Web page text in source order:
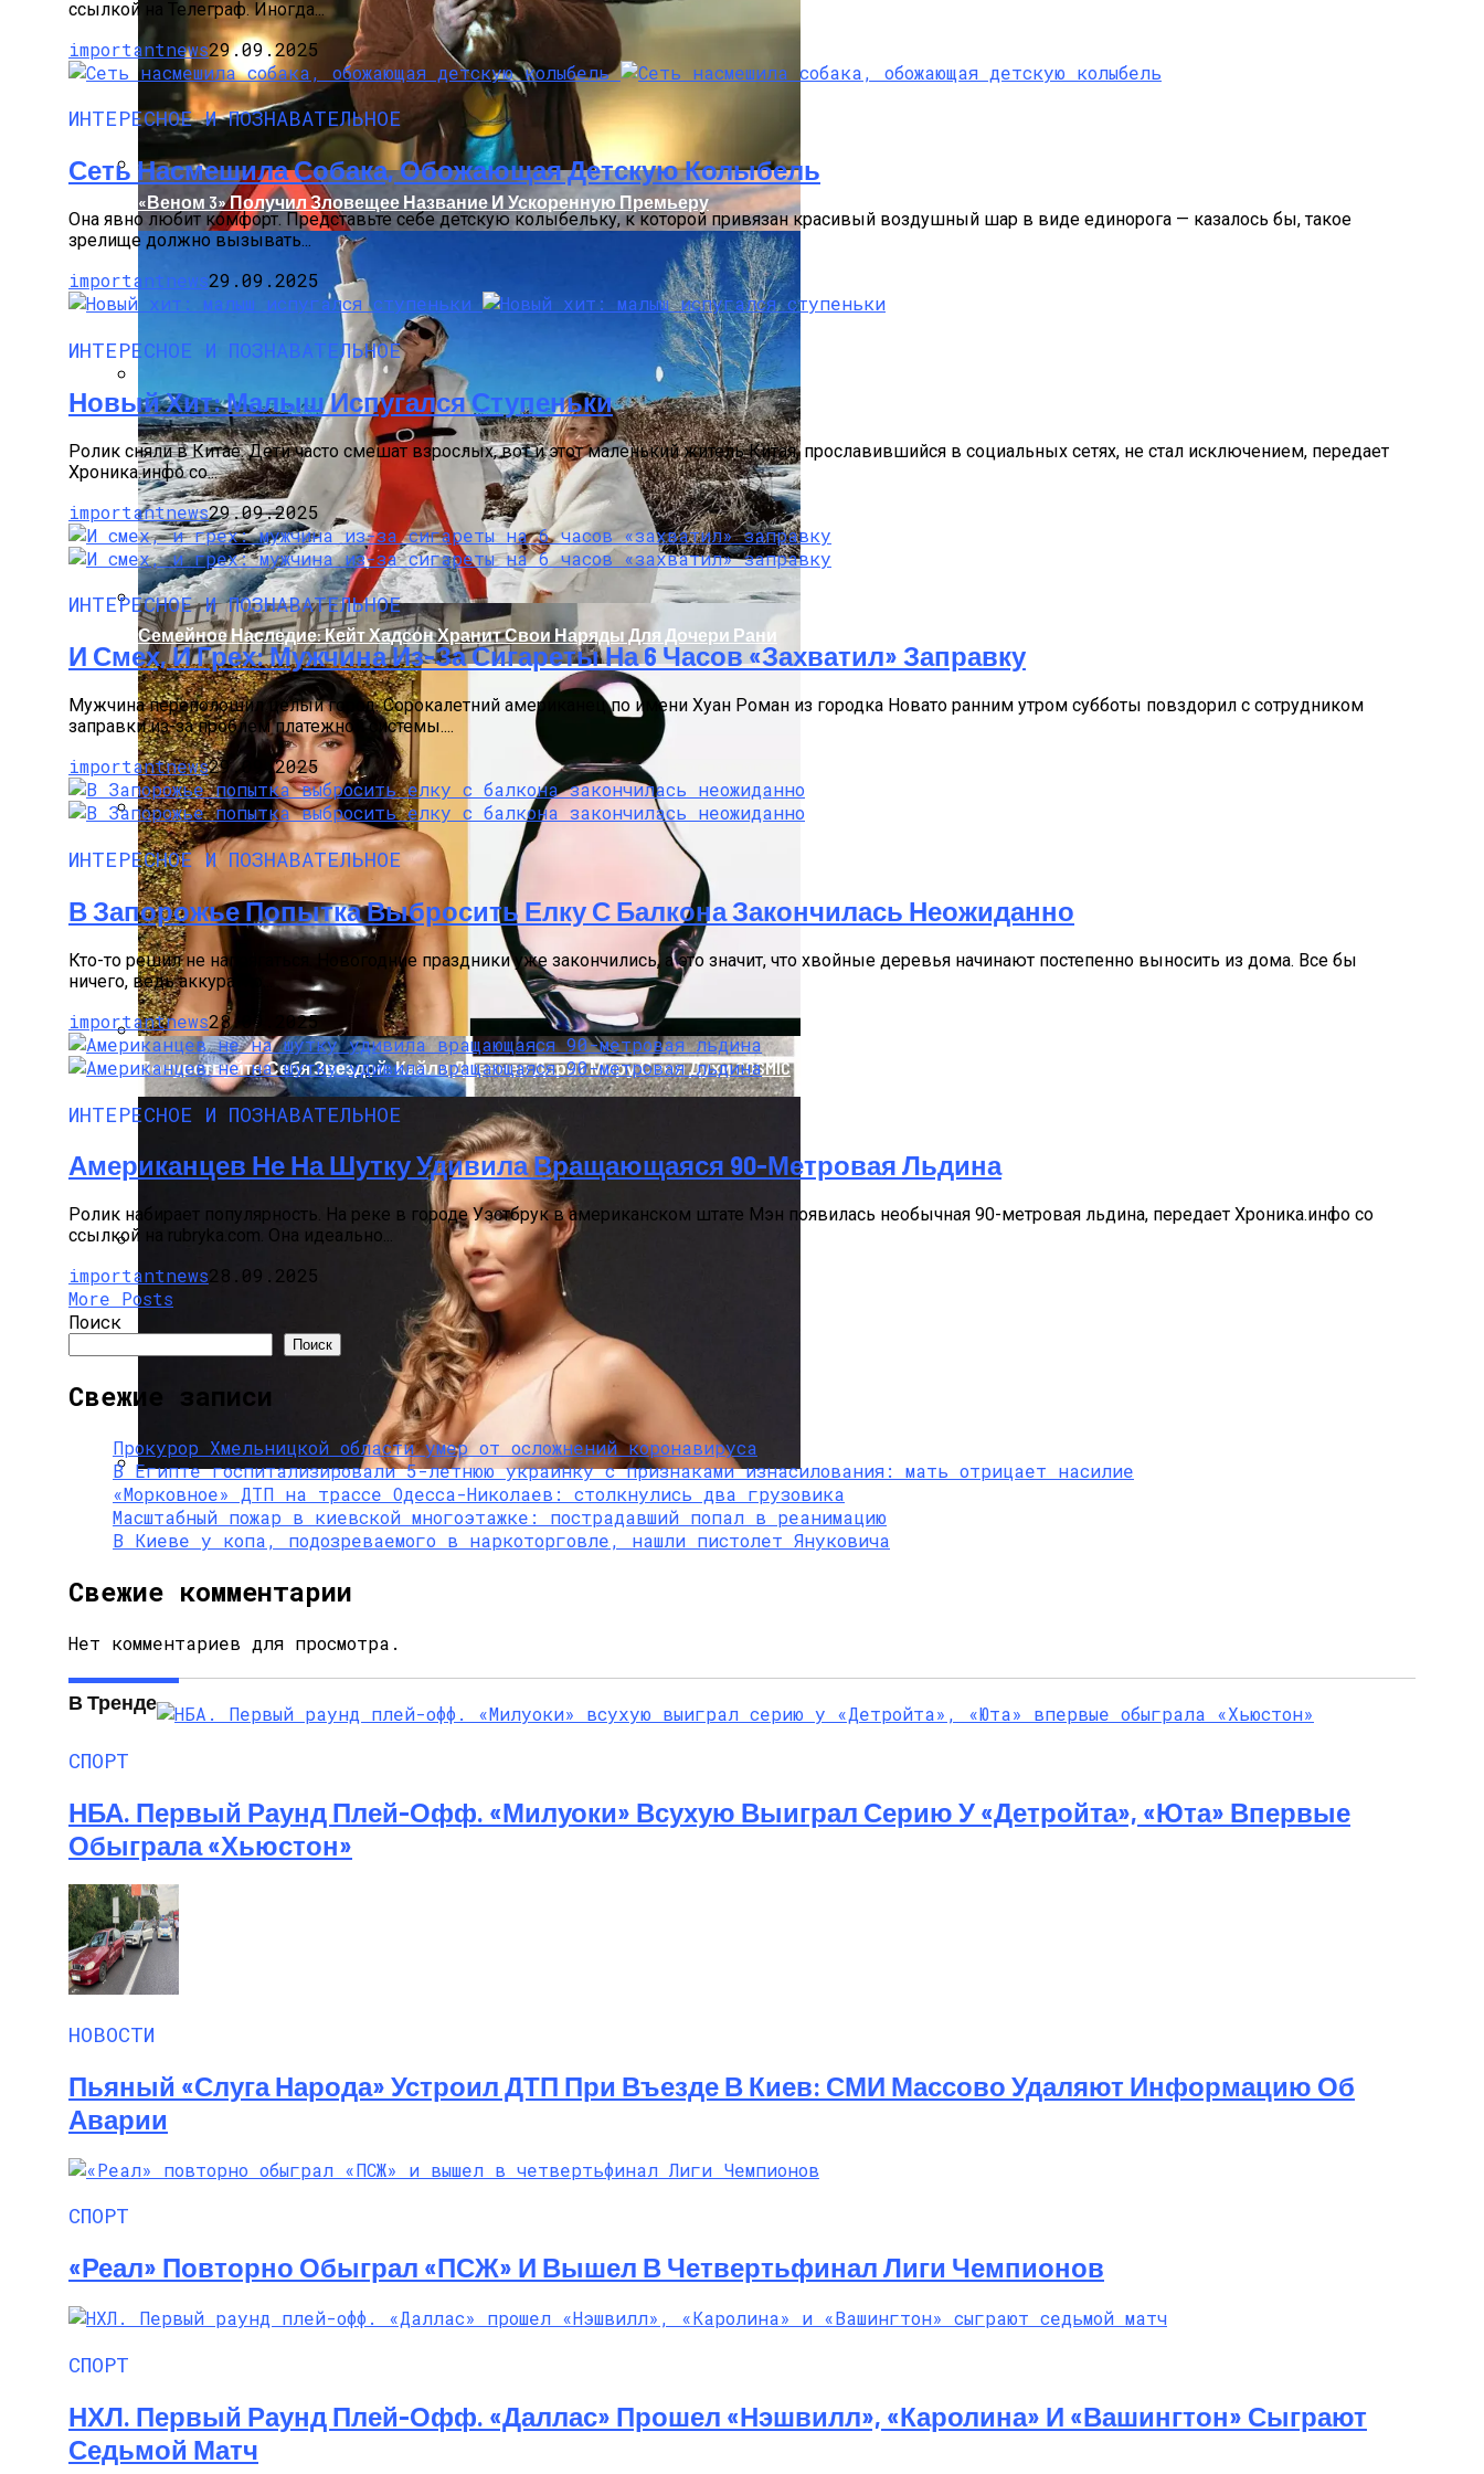
«Морковное» ДТП На Трассе Одесса-Николаев: Столкнулись Два Грузовика
Масштабный Пожар В Киевской Многоэтажке: Пострадавший Попал В Реанимацию
В Киеве У Копа, Подозреваемого В Наркоторговле, Нашли Пистолет Януковича
«Веном 3» Получил Зловещее Название И Ускоренную Премьеру
Семейное Наследие: Кейт Хадсон Хранит Свои Наряды Для Дочери Рани
Почувствуйте Себя Звездой: Кайли Дженнер Дарит Миру Свои Духи COSMIC
Алёна Шоптенко Показала Танцевальный Мастер-Класс На Пляже В Турции
ссылкой на Телеграф. Иногда...
importantnews29.09.2025
ИНТЕРЕСНОЕ И ПОЗНАВАТЕЛЬНОЕ
Сеть Насмешила Собака, Обожающая Детскую Колыбель
Она явно любит комфорт. Представьте себе детскую колыбельку, к которой привязан красивый воздушный шар в виде единорога — казалось бы, такое
зрелище должно вызывать...
importantnews29.09.2025
ИНТЕРЕСНОЕ И ПОЗНАВАТЕЛЬНОЕ
Новый Хит: Малыш Испугался Ступеньки
Ролик сняли в Китае. Дети часто смешат взрослых, вот и этот маленький житель Китая, прославившийся в социальных сетях, не стал исключением, передает
Хроника.инфо со...
importantnews29.09.2025
ИНТЕРЕСНОЕ И ПОЗНАВАТЕЛЬНОЕ
И Смех, И Грех: Мужчина Из-За Сигареты На 6 Часов «захватил» Заправку
Мужчина переполошил целый город. Сорокалетний американец по имени Хуан Роман из городка Новато ранним утром субботы повздорил с сотрудником
заправки из-за проблем платежной системы....
importantnews29.09.2025
ИНТЕРЕСНОЕ И ПОЗНАВАТЕЛЬНОЕ
В Запорожье Попытка Выбросить Елку С Балкона Закончилась Неожиданно
Кто-то решил не напрягаться. Новогодние праздники уже закончились, а это значит, что хвойные деревья начинают постепенно выносить из дома. Все бы
ничего, ведь аккуратно...
importantnews28.09.2025
ИНТЕРЕСНОЕ И ПОЗНАВАТЕЛЬНОЕ
Американцев Не На Шутку Удивила Вращающаяся 90-Метровая Льдина
Ролик набирает популярность. На реке в городе Уэстбрук в американском штате Мэн появилась необычная 90-метровая льдина, передает Хроника.инфо со
ссылкой на rubryka.com. Она идеально...
importantnews28.09.2025
More Posts
Поиск
Поиск
Свежие записи
Прокурор Хмельницкой области умер от осложнений коронавируса
В Египте госпитализировали 5-летнюю украинку с признаками изнасилования: мать отрицает насилие
«Морковное» ДТП на трассе Одесса-Николаев: столкнулись два грузовика
Масштабный пожар в киевской многоэтажке: пострадавший попал в реанимацию
В Киеве у копа, подозреваемого в наркоторговле, нашли пистолет Януковича
Свежие комментарии
Нет комментариев для просмотра.
В Тренде
СПОРТ
НБА. Первый Раунд Плей-Офф. «Милуоки» Всухую Выиграл Серию У «Детройта», «Юта» Впервые
Обыграла «Хьюстон»
НОВОСТИ
Пьяный «слуга Народа» Устроил ДТП При Въезде В Киев: СМИ Массово Удаляют Информацию Об
Аварии
СПОРТ
«Реал» Повторно Обыграл «ПСЖ» И Вышел В Четвертьфинал Лиги Чемпионов
СПОРТ
НХЛ. Первый Раунд Плей-Офф. «Даллас» Прошел «Нэшвилл», «Каролина» И «Вашингтон» Сыграют
Седьмой Матч